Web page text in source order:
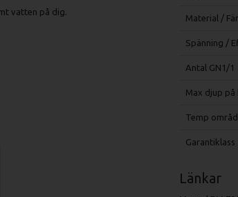
vatten på dig.
Material /
Spänning /
Antal GN1/1
Max djup på
Temp
Garantiklass
Länkar